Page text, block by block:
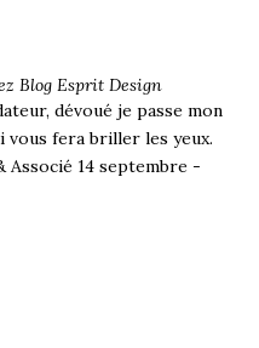
Blog Esprit Design
dévoué je passe mon
vous fera briller les yeux.
Associé 14 septembre -